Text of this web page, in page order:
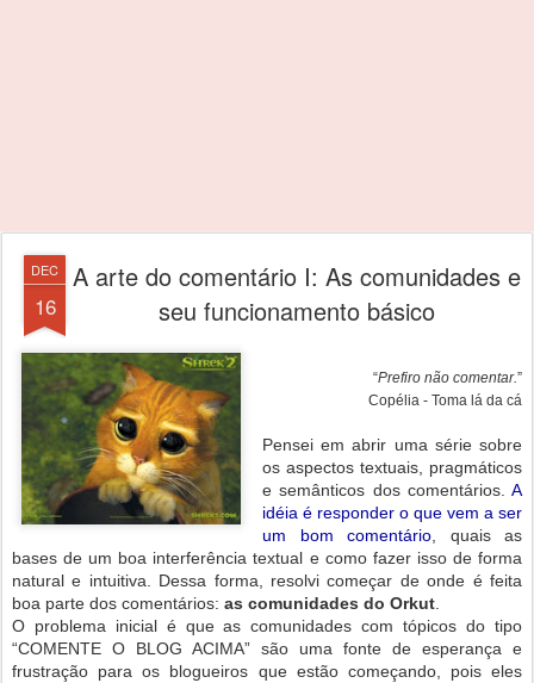
DEC
16
A arte do comentário I: As comunidades e
seu funcionamento básico
“Prefiro não comentar.”
Copélia - Toma lá da cá
Pensei em abrir uma série sobre
os aspectos textuais, pragmáticos
e semânticos dos comentários. A
idéia é responder o que vem a ser
um bom comentário , quais as
bases de um boa interferência textual e como fazer isso de forma
natural e intuitiva. Dessa forma, resolvi começar de onde é feita
boa parte dos comentários: as comunidades do Orkut
O problema inicial é que as comunidades com tópicos do tipo
“COMENTE O BLOG ACIMA” são uma fonte de esperança e
frustração para os blogueiros que estão começando, pois eles